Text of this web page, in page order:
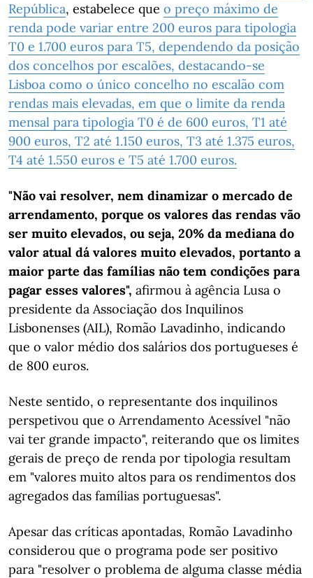
República, estabelece que o preço máximo de
renda pode variar entre 200 euros para tipologia
T0 e 1.700 euros para T5, dependendo da posição
dos concelhos por escalões, destacando-se
Lisboa como o único concelho no escalão com
rendas mais elevadas, em que o limite da renda
mensal para tipologia T0 é de 600 euros, T1 até
900 euros, T2 até 1.150 euros, T3 até 1.375 euros,
T4 até 1.550 euros e T5 até 1.700 euros.
"Não vai resolver, nem dinamizar o mercado de
arrendamento, porque os valores das rendas vão
ser muito elevados, ou seja, 20% da mediana do
valor atual dá valores muito elevados, portanto a
maior parte das famílias não tem condições para
pagar esses valores", afirmou à agência Lusa o
presidente da Associação dos Inquilinos
Lisbonenses (AIL), Romão Lavadinho, indicando
que o valor médio dos salários dos portugueses é
de 800 euros.
Neste sentido, o representante dos inquilinos
perspetivou que o Arrendamento Acessível "não
vai ter grande impacto", reiterando que os limites
gerais de preço de renda por tipologia resultam
em "valores muito altos para os rendimentos dos
agregados das famílias portuguesas".
Apesar das críticas apontadas, Romão Lavadinho
considerou que o programa pode ser positivo
para "resolver o problema de alguma classe média